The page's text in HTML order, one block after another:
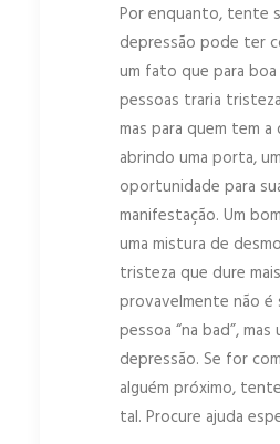
Por enquanto, tente
depressão pode ter
um fato que para
pessoas traria
mas para quem tem a
abrindo uma porta,
oportunidade para
manifestação. Um
uma mistura de
tristeza que dure
provavelmente não é
pessoa “na bad”, mas
depressão. Se for
alguém próximo,
tal. Procure ajuda